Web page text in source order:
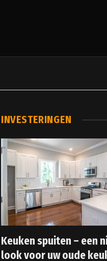
INVESTERINGEN
Keuken spuiten – een
look voor uw oude